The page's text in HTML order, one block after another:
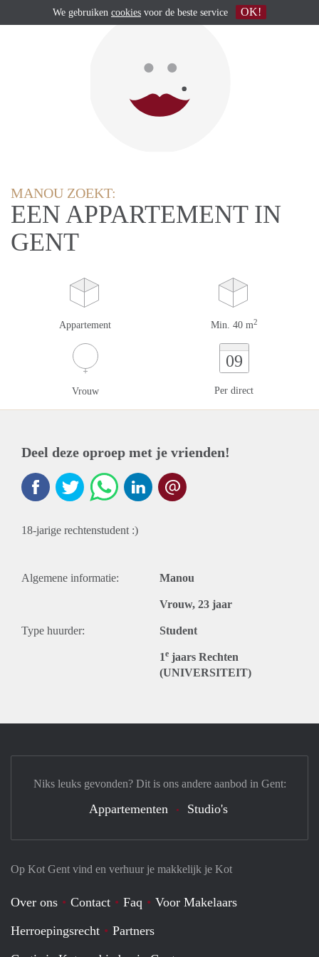
MANOU ZOEKT:
EEN APPARTEMENT IN
GENT
Appartement Min. 40 m2
Vrouw
09
Per direct
Deel deze oproep met je vrienden!
18-jarige rechtenstudent :)
Algemene informatie: Manou
Vrouw, 23 jaar
Type huurder: Student
1e jaars Rechten
(UNIVERSITEIT)
Op Kot Gent vind en verhuur je makkelijk je Kot
Over ons Contact Faq
Voor Makelaars
Herroepingsrecht
Partners
Niks leuks gevonden? Dit is ons andere aanbod in Gent:
Appartementen Studio's
We gebruiken cookies voor de beste service OK!